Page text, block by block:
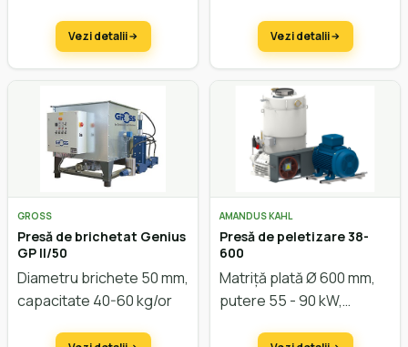
Vezi detalii Vezi detalii
GROSS
Presă de brichetat Genius
GP II/50
Diametru brichete 50 mm,
capacitate 40-60 kg/or
AMANDUS KAHL
Presă de peletizare 38-
600
Matriță plată Ø 600 mm,
putere 55 - 90 kW,